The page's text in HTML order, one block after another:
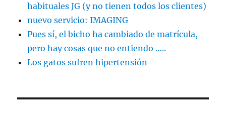
habituales JG (y no tienen todos los clientes)
nuevo servicio: IMAGING
Pues sí, el bicho ha cambiado de matrícula,
pero hay cosas que no entiendo …..
Los gatos sufren hipertensión